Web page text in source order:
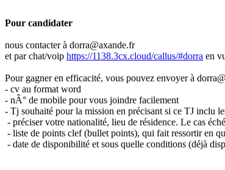
Pour candidater
nous contacter à dorra@axande.fr
et par chat/voip https://1138.3cx.cloud/callus/#dorra en
Pour gagner en efficacité, vous pouvez envoyer à
- cv au format word
- nÂ° de mobile pour vous joindre facilement
- Tj souhaité pour la mission en précisant si ce TJ inclu
- préciser votre nationalité, lieu de résidence. Le cas
- liste de points clef (bullet points), qui fait ressortir en
- date de disponibilité et sous quelle conditions (déjà